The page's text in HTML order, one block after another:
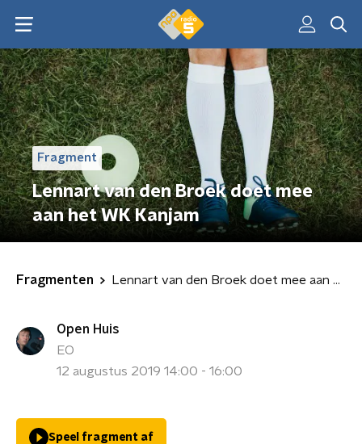
Fragment
Lennart van den Broek doet mee
aan het WK Kanjam
Fragmenten Lennart van den Broek doet mee aan het WK Kanjam
Open Huis
EO
12 augustus 2019 14:00 - 16:00
Speel fragment af